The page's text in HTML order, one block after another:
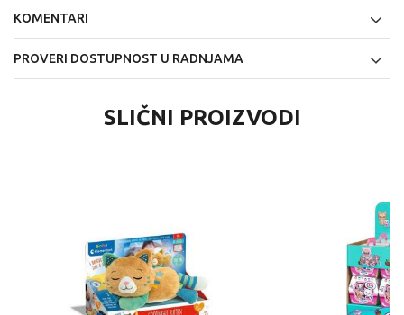
KOMENTARI
PROVERI DOSTUPNOST U RADNJAMA
SLIČNI PROIZVODI